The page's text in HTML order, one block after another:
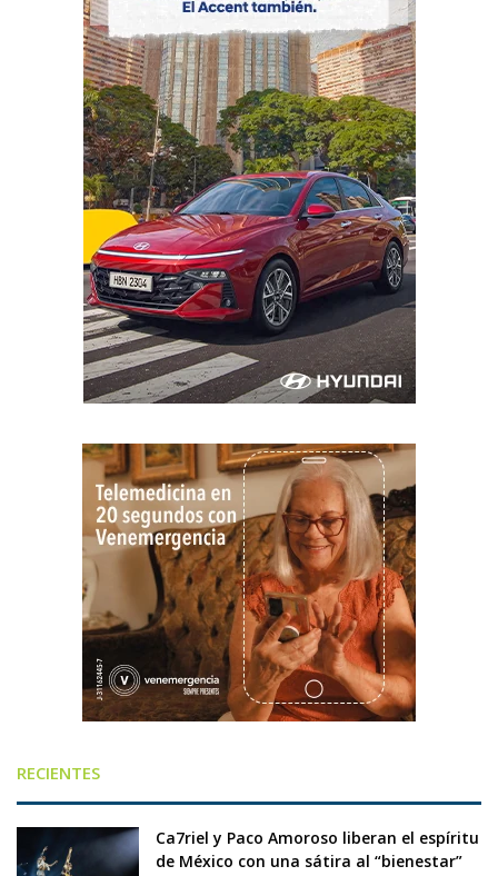
RECIENTES
Ca7riel y Paco Amoroso liberan el espíritu
de México con una sátira al “bienestar”